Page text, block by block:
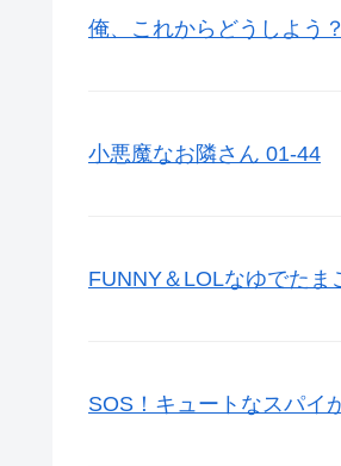
俺、これからどうしよう
小悪魔なお隣さん 01-44
FUNNY＆LOLなゆでたま
SOS！キュートなスパイ